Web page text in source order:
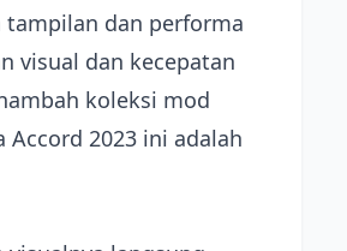
dan performa
visual dan kecepatan
koleksi mod
2023 ini adalah